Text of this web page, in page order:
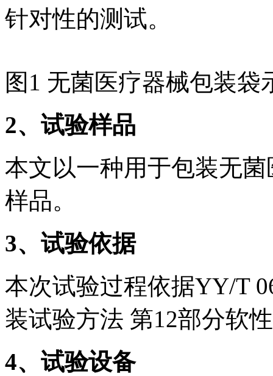
针对性的测试。
图1 无菌医疗器械包装袋
2、试验样品
本文以一种用于包装无
样品。
3、试验依据
本次试验过程依据YY/T
装试验方法 第12部分软
4、试验设备